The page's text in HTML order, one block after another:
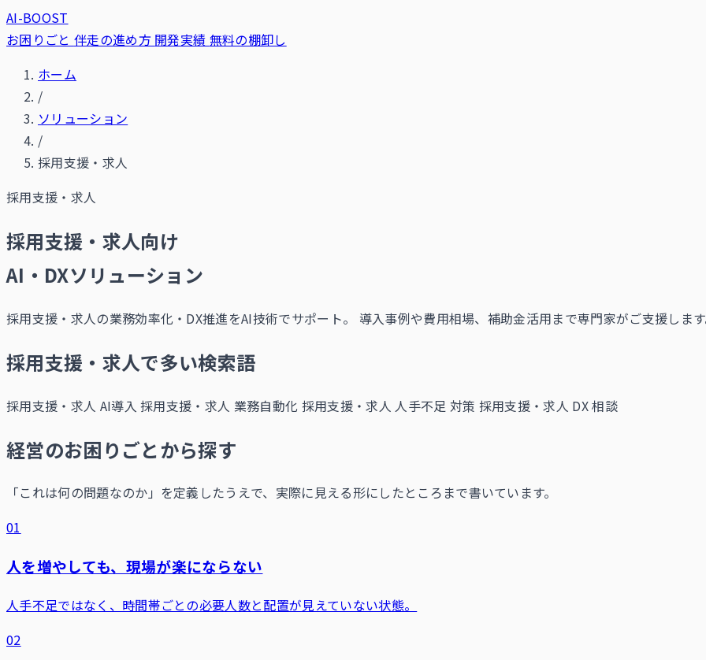
AI-BOOST
お困りごと 伴走の進め方 開発実績 無料の棚卸し
ホーム
/
ソリューション
/
採用支援・求人
採用支援・求人
採用支援・求人向け
AI・DXソリューション
採用支援・求人の業務効率化・DX推進をAI技術でサポート。 導入事例や費用相場、補助金活用まで専門家がご支援しま
採用支援・求人で多い検索語
採用支援・求人 AI導入 採用支援・求人 業務自動化 採用支援・求人 人手不足 対策 採用支援・求人 DX 相談
経営のお困りごとから探す
「これは何の問題なのか」を定義したうえで、実際に見える形にしたところまで書いています。
01
人を増やしても、現場が楽にならない
人手不足ではなく、時間帯ごとの必要人数と配置が見えていない状態。
02